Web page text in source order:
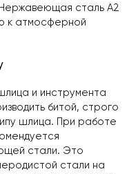
сталь А2
к атмосферной
и инструмента
битой, строго
шлица. При работе
стали. Это
стали на